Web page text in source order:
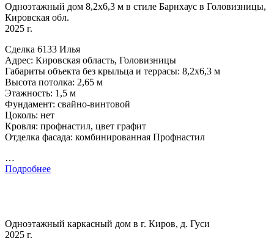
Одноэтажный дом 8,2х6,3 м в стиле Барнхаус в Головизницы,
Кировская обл.
2025 г.
Сделка 6133 Илья
Адрес: Кировская область, Головизницы
Габариты объекта без крыльца и террасы: 8,2х6,3 м
Высота потолка: 2,65 м
Этажность: 1,5 м
Фундамент: свайно-винтовой
Цоколь: нет
Кровля: профнастил, цвет графит
Отделка фасада: комбинированная Профнастил
…
Подробнее
Одноэтажный каркасный дом в г. Киров, д. Гуси
2025 г.